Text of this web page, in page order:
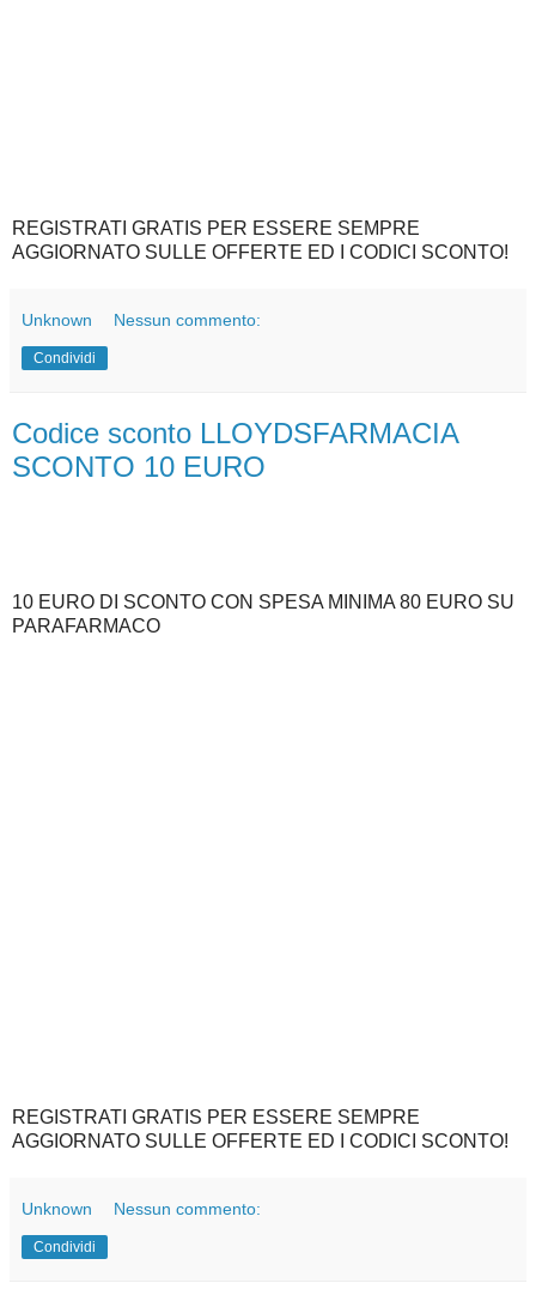
REGISTRATI GRATIS PER ESSERE SEMPRE
AGGIORNATO SULLE OFFERTE ED I CODICI SCONTO!
Unknown Nessun commento:
Condividi
Codice sconto LLOYDSFARMACIA
SCONTO 10 EURO
10 EURO DI SCONTO CON SPESA MINIMA 80 EURO SU
PARAFARMACO
REGISTRATI GRATIS PER ESSERE SEMPRE
AGGIORNATO SULLE OFFERTE ED I CODICI SCONTO!
Unknown Nessun commento:
Condividi